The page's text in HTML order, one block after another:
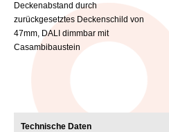
Deckenabstand durch
zurückgesetztes Deckenschild von
47mm, DALI dimmbar mit
Casambibaustein
Technische Daten